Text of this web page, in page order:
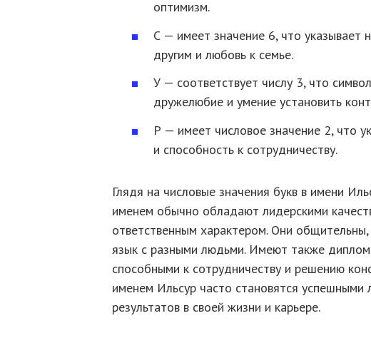
оптимизм.
С — имеет значение 6, что указывает
другим и любовь к семье.
У — соответствует числу 3, что
дружелюбие и умение установить
Р — имеет числовое значение 2, что
и способность к сотрудничеству.
Глядя на числовые значения букв в имени
именем обычно обладают лидерскими
ответственным характером. Они
язык с разными людьми. Имеют также
способными к сотрудничеству и решению
именем Ильсур часто становятся
результатов в своей жизни и карьере.